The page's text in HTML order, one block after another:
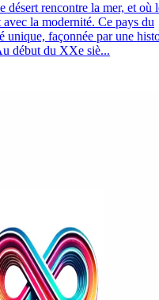
désert rencontre la mer, et où
la modernité. Ce pays du
unique, façonnée par une
début du XXe siè...